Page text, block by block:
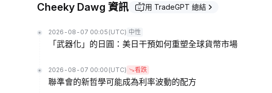
Cheeky Dawg 資訊 用 TradeGPT 總結
2026-08-07 00:05 (UTC) 中性
「武器化」的日圓：美日干預如何重塑全球貨幣市場
2026-08-07 00:00 (UTC) 看跌
聯準會的新哲學可能成為利率波動的配方